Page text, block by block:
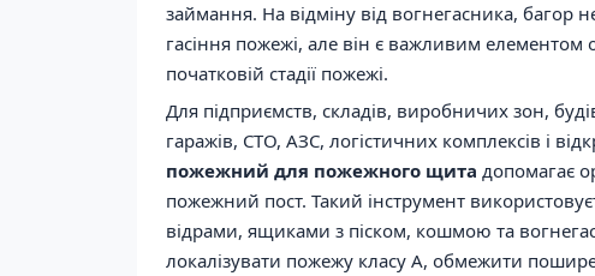
займання. На відміну від вогнегасника, багор
гасіння пожежі, але він є важливим елементом
початковій стадії пожежі.
Для підприємств, складів, виробничих зон,
гаражів, СТО, АЗС, логістичних комплексів і
пожежний для пожежного щита допомагає
пожежний пост. Такий інструмент
відрами, ящиками з піском, кошмою та
локалізувати пожежу класу A, обмежити